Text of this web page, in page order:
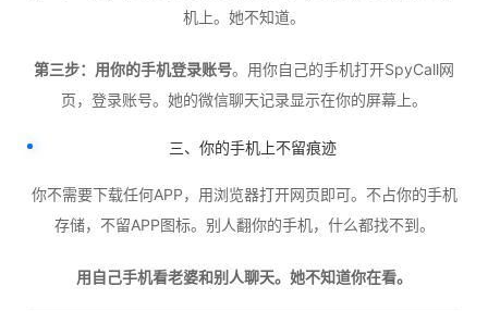
机上。她不知道。
第三步：用你的手机登录账号。用你自己的手机打开SpyCall网
页，登录账号。她的微信聊天记录显示在你的屏幕上。
三、你的手机上不留痕迹
你不需要下载任何APP，用浏览器打开网页即可。不占你的手机
存储，不留APP图标。别人翻你的手机，什么都找不到。
用自己手机看老婆和别人聊天。她不知道你在看。